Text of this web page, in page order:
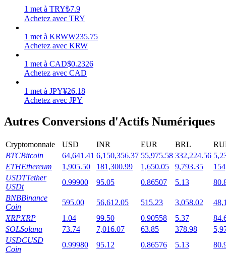
Jalonnement
Des rendements élevés et un accès instantané
1 met à TRY₺7.9
Achetez avec TRY
1 met à KRW₩235.75
Achetez avec KRW
1 met à CAD$0.2326
Achetez avec CAD
1 met à JPY¥26.18
Achetez avec JPY
Autres Conversions d'Actifs Numériques
Cryptomonnaie USD INR EUR BRL
BTCBitcoin 64,641.41 6,150,356.37 55,975.58 332,224.56
ETHEthereum 1,905.50 181,300.99 1,650.05 9,793.35
USDTTether
USDt
0.99900 95.05 0.86507 5.13
BNBBinance
Coin
595.00 56,612.05 515.23 3,058.02
XRPXRP 1.04 99.50 0.90558 5.37
SOLSolana 73.74 7,016.07 63.85 378.98
USDCUSD
Coin
0.99980 95.12 0.86576 5.13